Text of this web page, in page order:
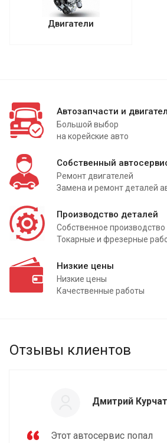
Двигатели
Автозапчасти и
Большой выбор
на корейские авто
Собственный
Ремонт двигателей
Замена и ремонт деталей
Производство деталей
Собственное производство
Токарные и фрезерные
Низкие цены
Низкие цены
Качественные работы
Отзывы клиентов
Дмитрий
Этот автосервис попал